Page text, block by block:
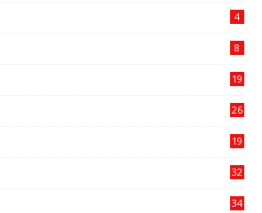
4
8
19
26
19
32
34